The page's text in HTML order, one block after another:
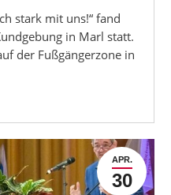
stark mit uns!“ fand
in Marl statt.
der Fußgängerzone in
APR.
30